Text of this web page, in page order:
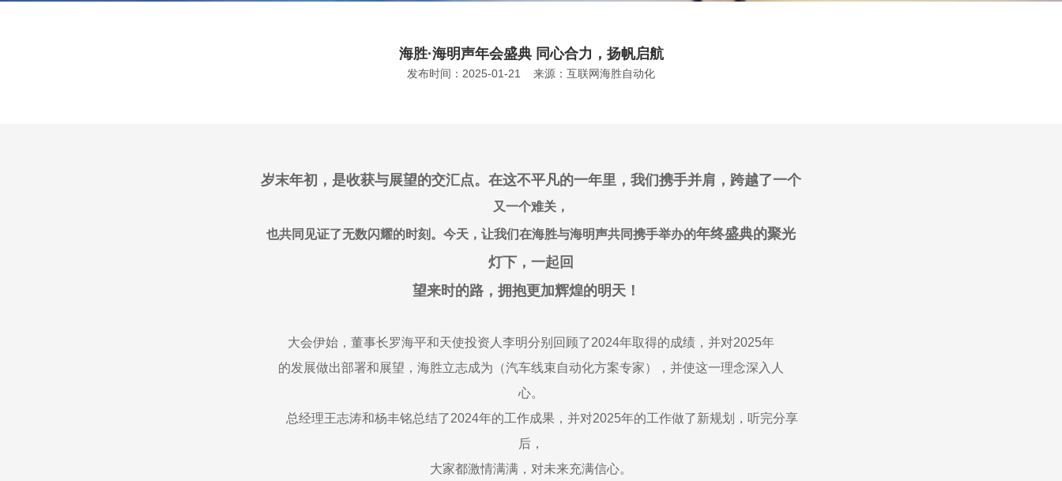
海胜·海明声年会盛典 同心合力，扬帆启航
发布时间：2025-01-21 来源：互联网海胜自动化
岁末年初，是收获与展望的交汇点。在这不平凡的一年里，我们携手并肩，跨越了一个
又一个难关，
也共同见证了无数闪耀的时刻。今天，让我们在海胜与海明声共同携手举办的年终盛典的聚光
灯下，一起回
望来时的路，拥抱更加辉煌的明天！
大会伊始，董事长罗海平和天使投资人李明分别回顾了2024年取得的成绩，并对2025年
的发展做出部署和展望，海胜立志成为（汽车线束自动化方案专家），并使这一理念深入人
心。
总经理王志涛和杨丰铭总结了2024年的工作成果，并对2025年的工作做了新规划，听完分享
后，
大家都激情满满，对未来充满信心。